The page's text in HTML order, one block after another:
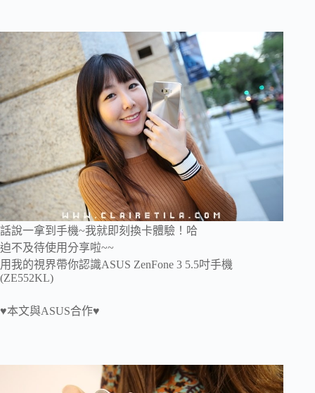
話說一拿到手機~我就即刻換卡體驗！哈
迫不及待使用分享啦~~
用我的視界帶你認識ASUS ZenFone 3 5.5吋手機
(ZE552KL)
♥本文與ASUS合作♥